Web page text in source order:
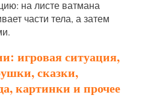
на листе ватмана
части тела, а затем
игровая ситуация,
сказки,
картинки и прочее